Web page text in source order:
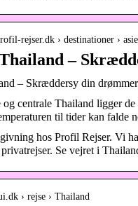
rejser.dk › destinationer ›
–
– Skræddersy din
centrale Thailand ligger
til tider kan falde
hos Profil Rejser. Vi
Se vejret i
› rejse › Thailand